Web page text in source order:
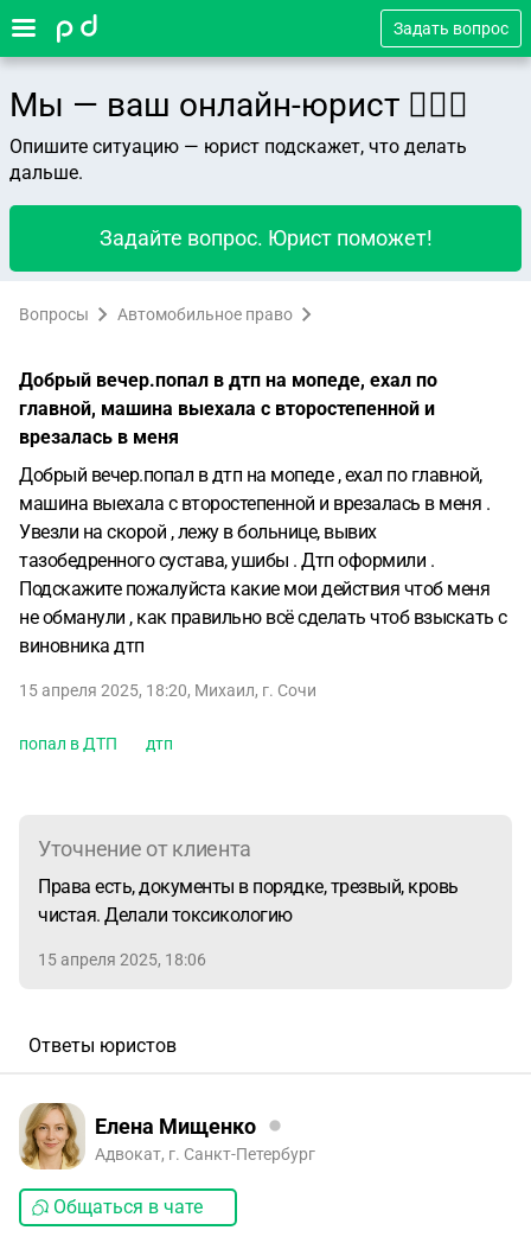
Задать вопрос
Мы — ваш онлайн-юрист 👨🏻‍⚖️
Опишите ситуацию — юрист подскажет, что делать
дальше.
Задайте вопрос. Юрист поможет!
Вопросы Автомобильное право
Добрый вечер.попал в дтп на мопеде, ехал по
главной, машина выехала с второстепенной и
врезалась в меня
Добрый вечер.попал в дтп на мопеде , ехал по главной,
машина выехала с второстепенной и врезалась в меня .
Увезли на скорой , лежу в больнице, вывих
тазобедренного сустава, ушибы . Дтп оформили .
Подскажите пожалуйста какие мои действия чтоб меня
не обманули , как правильно всё сделать чтоб взыскать с
виновника дтп
15 апреля 2025, 18:20, Михаил, г. Сочи
попал в ДТП дтп
Уточнение от клиента
Права есть, документы в порядке, трезвый, кровь
чистая. Делали токсикологию
15 апреля 2025, 18:06
Ответы юристов
Елена Мищенко
Адвокат, г. Санкт-Петербург
Общаться в чате